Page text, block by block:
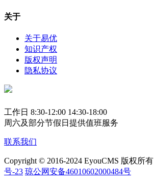
关于
关于易优
知识产权
版权声明
隐私协议
工作日 8:30-12:00 14:30-18:00
周六及部分节假日提供值班服务
联系我们
Copyright © 2016-2024 EyouCMS 版权所有
号-23 琼公网安备46010602000484号